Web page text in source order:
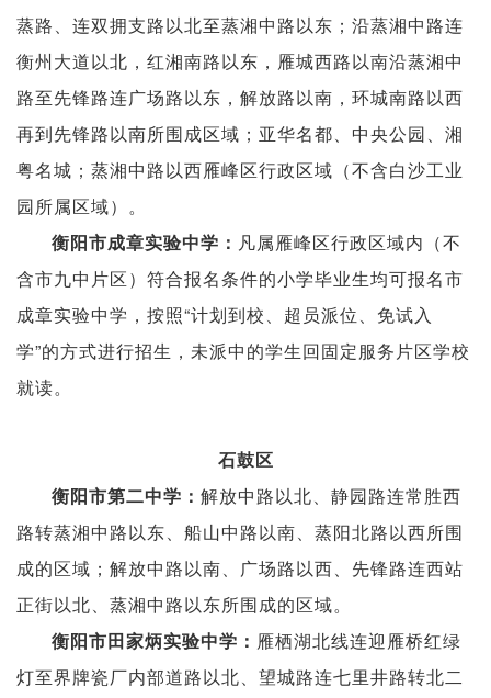
蒸路、连双拥支路以北至蒸湘中路以东；沿蒸湘中路连
衡州大道以北，红湘南路以东，雁城西路以南沿蒸湘中
路至先锋路连广场路以东，解放路以南，环城南路以西
再到先锋路以南所围成区域；亚华名都、中央公园、湘
粤名城；蒸湘中路以西雁峰区行政区域（不含白沙工业
园所属区域）。
衡阳市成章实验中学： 凡属雁峰区行政区域内（不
含市九中片区）符合报名条件的小学毕业生均可报名市
成章实验中学，按照“计划到校、超员派位、免试入
学”的方式进行招生，未派中的学生回固定服务片区学校
就读。
石鼓区
衡阳市第二中学 ： 解放中路以北、静园路连常胜西
路转蒸湘中路以东、船山中路以南、蒸阳北路以西所围
成的区域；解放中路以南、广场路以西、先锋路连西站
正街以北、蒸湘中路以东所围成的区域。
衡阳市田家炳实验中学： 雁栖湖北线连迎雁桥红绿
灯至界牌瓷厂内部道路以北、望城路连七里井路转北二